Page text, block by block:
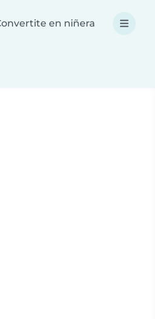
en niñera